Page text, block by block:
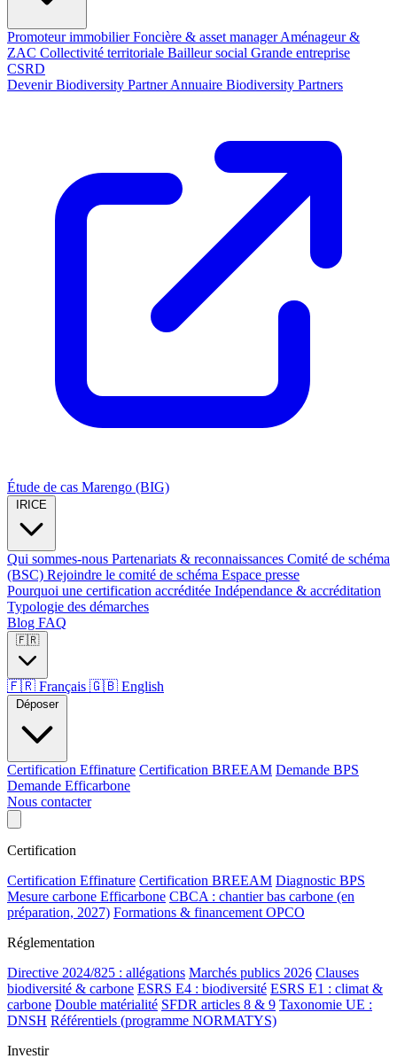
Promoteur immobilierFoncière & asset managerAménageur &
ZAC Collectivité territoriale Bailleur social Grande entreprise
CSRD
Devenir Biodiversity PartnerAnnuaire Biodiversity Partners
Étude de cas Marengo (BIG)
IRICE
Qui sommes-nous Partenariats & reconnaissances Comité de schéma
(BSC) Rejoindre le comité de schéma Espace presse
Pourquoi une certification accréditée Indépendance & accréditation
Typologie des démarches
Blog FAQ
🇫🇷
🇫🇷 Français 🇬🇧 English
Déposer
Certification Effinature Certification BREEAM Demande BPS
Demande Efficarbone
Nous contacter
Certification
Certification Effinature Certification BREEAM Diagnostic BPS
Mesure carbone Efficarbone CBCA : chantier bas carbone (en
préparation, 2027) Formations & financement OPCO
Réglementation
Directive 2024/825 : allégations Marchés publics 2026 Clauses
biodiversité & carbone ESRS E4 : biodiversité ESRS E1 : climat &
carbone Double matérialité SFDR articles 8 & 9 Taxonomie UE :
DNSH Référentiels (programme NORMATYS)
Investir